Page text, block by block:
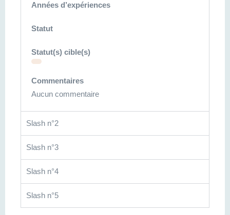
Années d’expériences
Statut
Statut(s) cible(s)
Commentaires
Aucun commentaire
Slash n°2
Slash n°3
Slash n°4
Slash n°5